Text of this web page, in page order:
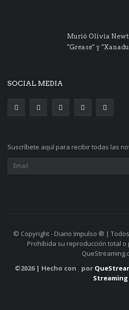
Murió Olivia
"Grease" y
SOCIAL MEDIA
Suscríbete aquí para recibir todas las
© Copyright - Diario Impulso ® |
Prohibida su reproducción total o
©2026 | Hecho con por
Streaming